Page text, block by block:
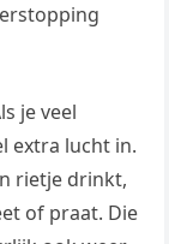
je veel
extra lucht in.
rietje drinkt,
of praat. Die